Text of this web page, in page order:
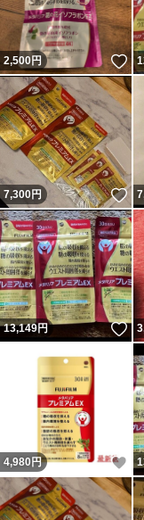
2,500円
7,300円
13,149円
4,980 円